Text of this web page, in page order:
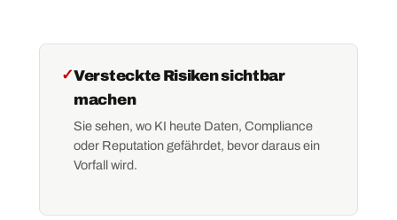
✓Versteckte Risiken sichtbar
machen
Sie sehen, wo KI heute Daten, Compliance
oder Reputation gefährdet, bevor daraus ein
Vorfall wird.